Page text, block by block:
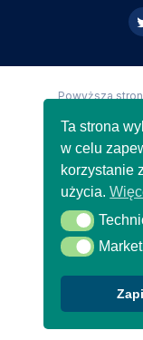
Powyższa
Copyright
Ta strona
w celu
korzystanie
użycia.